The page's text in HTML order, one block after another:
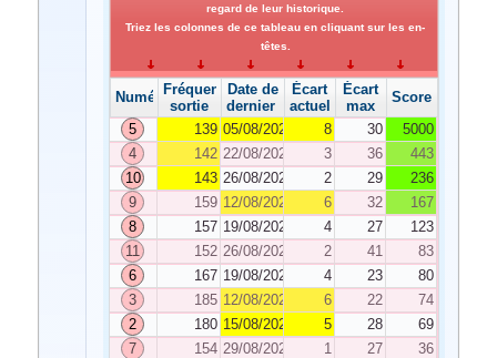
regard de leur historique.
Triez les colonnes de ce tableau en cliquant sur les en-
têtes.
NuméroFréquence de
sortie
Date de
dernier tirage
Écart
actuel
Écart
max
Score
5
139 05/08/2025 8 30
5000
4
142 22/08/2025 3 36
443
10
143 26/08/2025 2 29
236
9
159 12/08/2025 6 32
167
8
157 19/08/2025 4 27
123
11
152 26/08/2025 2 41
83
6
167 19/08/2025 4 23
80
3
185 12/08/2025 6 22
74
2
180 15/08/2025 5 28
69
7
154 29/08/2025 1 27
36